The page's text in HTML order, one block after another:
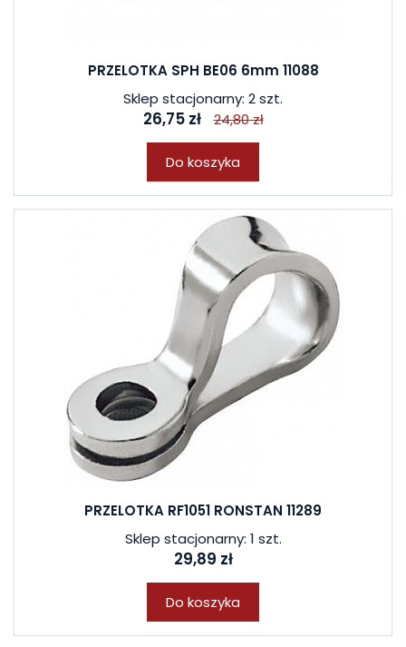
PRZELOTKA SPH BE06 6mm 11088
Sklep stacjonarny: 2 szt.
26,75 zł 24,80 zł
Do koszyka
PRZELOTKA RF1051 RONSTAN 11289
Sklep stacjonarny: 1 szt.
29,89 zł
Do koszyka